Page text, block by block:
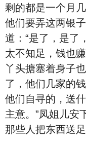
剩的都是一个月
他们要弄这两银
道：“是了，是了
太不知足，钱也
丫头搪塞着身子
了，他们几家的
他们自寻的，送
主意。”凤姐儿安
那些人把东西送